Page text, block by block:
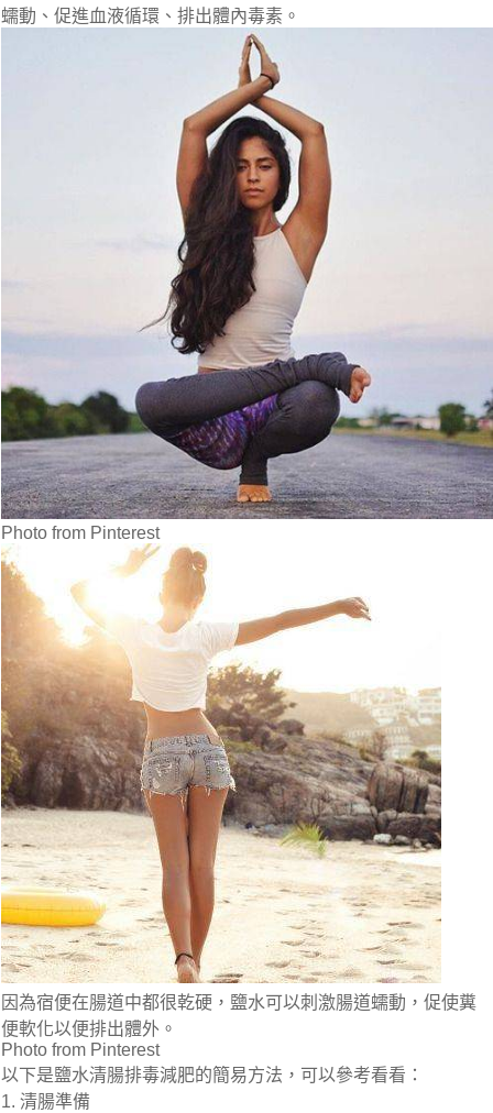
蠕動、促進血液循環、排出體內毒素。
Photo from Pinterest
因為宿便在腸道中都很乾硬，鹽水可以刺激腸道蠕動，促使糞
便軟化以便排出體外。
Photo from Pinterest
以下是鹽水清腸排毒減肥的簡易方法，可以參考看看：
1. 清腸準備